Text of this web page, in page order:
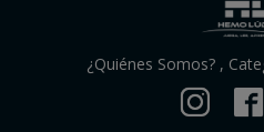
¿Quiénes Somos?,